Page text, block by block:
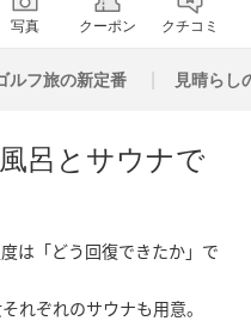
写真 クーポン クチコミ
ルフ旅の新定番 見晴らし
呂とサウナで
は「どう回復できたか」で
れぞれのサウナも用意。